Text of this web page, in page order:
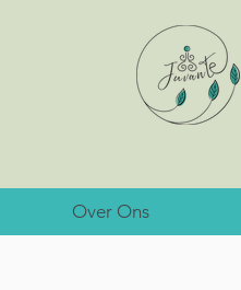
Over Ons